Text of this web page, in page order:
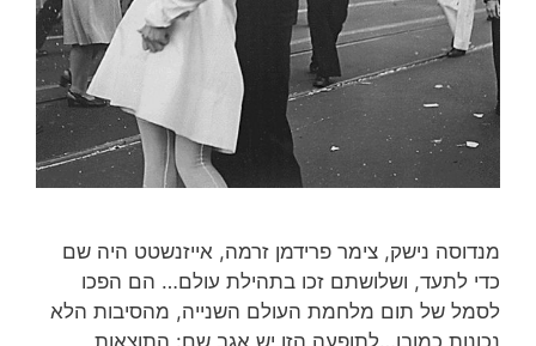
מנדוסה נישק, צימר פרידמן זרמה, אייזנשטט היה שם
כדי לתעד, ושלושתם זכו בתהילת עולם… הם הפכו
לסמל של תום מלחמת העולם השנייה, מהסיבות הלא